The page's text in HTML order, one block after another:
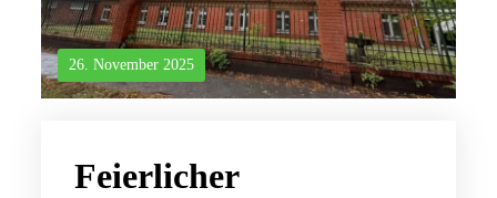
26. November 2025
Feierlicher